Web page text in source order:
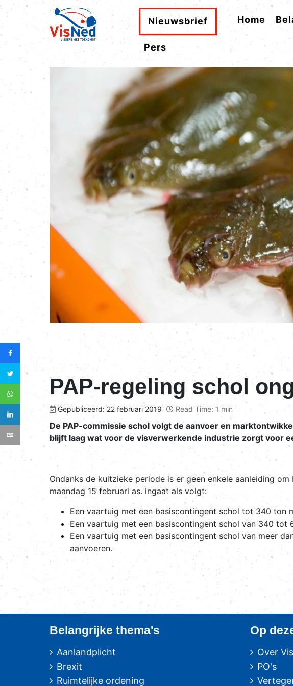
Nieuwsbrief Home
Pers
PAP-regeling schol
Gepubliceerd: 22 februari 2019 Read Time: 1 min
De PAP-commissie schol volgt de aanvoer en
blijft laag wat voor de visverwerkende industrie zorgt voor
Ondanks de kuitzieke periode is er geen enkele aanleiding
maandag 15 februari as. ingaat als volgt:
Een vaartuig met een basiscontingent schol tot 340 ton
Een vaartuig met een basiscontingent schol van 340 tot
Een vaartuig met een basiscontingent schol van meer
aanvoeren.
Belangrijke thema's
Aanlandplicht
Brexit
Ruimtelijke ordening
Op
Over
PO's